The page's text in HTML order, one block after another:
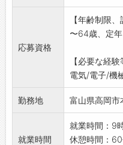
※当社、【正
※変更範囲:
有
応募資格
【年齢制限、
〜64歳、定
【必要な経験
電気/電子/機
勤務地 富山県高岡
就業時間
就業時間：9
休憩時間：